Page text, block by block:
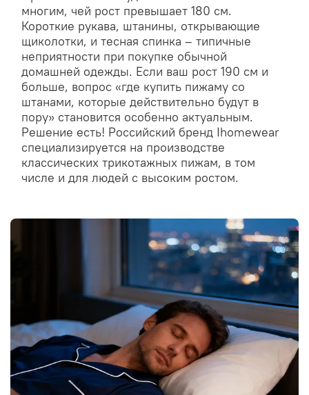
многим, чей рост превышает 180 см.
Короткие рукава, штанины, открывающие
щиколотки, и тесная спинка – типичные
неприятности при покупке обычной
домашней одежды. Если ваш рост 190 см и
больше, вопрос «где купить пижаму со
штанами, которые действительно будут в
пору» становится особенно актуальным.
Решение есть! Российский бренд Ihomewear
специализируется на производстве
классических трикотажных пижам, в том
числе и для людей с высоким ростом.